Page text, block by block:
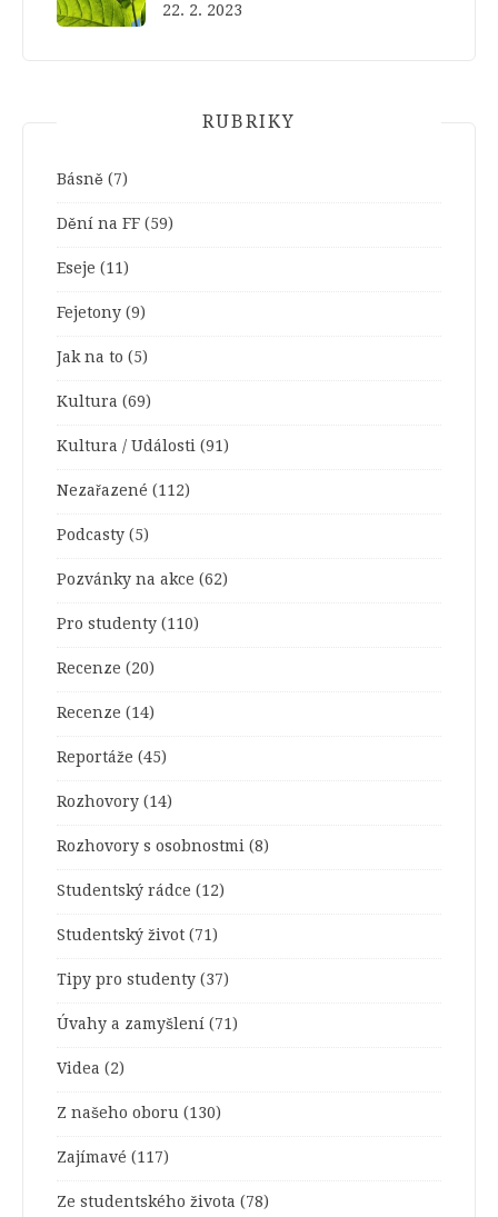
22. 2. 2023
RUBRIKY
Básně (7)
Dění na FF (59)
Eseje (11)
Fejetony (9)
Jak na to (5)
Kultura (69)
Kultura / Události (91)
Nezařazené (112)
Podcasty (5)
Pozvánky na akce (62)
Pro studenty (110)
Recenze (20)
Recenze (14)
Reportáže (45)
Rozhovory (14)
Rozhovory s osobnostmi (8)
Studentský rádce (12)
Studentský život (71)
Tipy pro studenty (37)
Úvahy a zamyšlení (71)
Videa (2)
Z našeho oboru (130)
Zajímavé (117)
Ze studentského života (78)